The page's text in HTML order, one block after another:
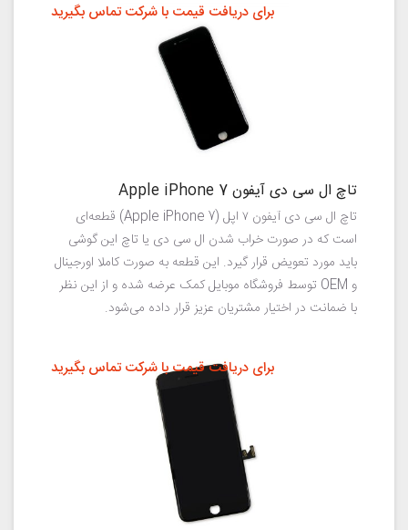
تاچ ال سی دی آیفون Apple iPhone 7
تاچ ال سی دی آیفون ۷ اپل (Apple iPhone 7) قطعه‌ای
است که در صورت خراب شدن ال سی دی یا تاچ این گوشی
باید مورد تعویض قرار گیرد. این قطعه به صورت کاملا اورجینال
و OEM توسط فروشگاه موبایل کمک عرضه شده و از این نظر
با ضمانت در اختیار مشتریان عزیز قرار داده می‌شود.
برای دریافت قیمت با شرکت تماس بگیرید
برای دریافت قیمت با شرکت تماس بگیرید